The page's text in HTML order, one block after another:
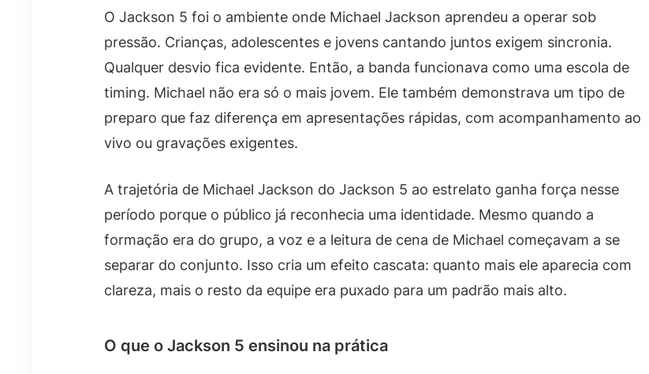
O Jackson 5 foi o ambiente onde Michael Jackson aprendeu a operar sob
pressão. Crianças, adolescentes e jovens cantando juntos exigem sincronia.
Qualquer desvio fica evidente. Então, a banda funcionava como uma escola de
timing. Michael não era só o mais jovem. Ele também demonstrava um tipo de
preparo que faz diferença em apresentações rápidas, com acompanhamento ao
vivo ou gravações exigentes.
A trajetória de Michael Jackson do Jackson 5 ao estrelato ganha força nesse
período porque o público já reconhecia uma identidade. Mesmo quando a
formação era do grupo, a voz e a leitura de cena de Michael começavam a se
separar do conjunto. Isso cria um efeito cascata: quanto mais ele aparecia com
clareza, mais o resto da equipe era puxado para um padrão mais alto.
O que o Jackson 5 ensinou na prática